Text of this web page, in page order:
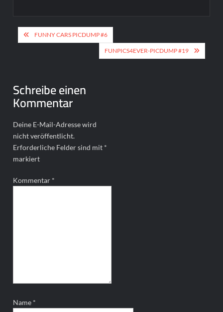
Beitragsnavigation
FUNNY CARS PICDUMP #6
FUNPICS4EVER-PICDUMP #19
Schreibe einen
Kommentar
Deine E-Mail-Adresse wird
nicht veröffentlicht.
Erforderliche Felder sind mit *
markiert
Kommentar *
Name *